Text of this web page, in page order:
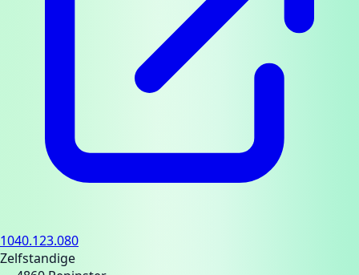
1040.123.080
Zelfstandige